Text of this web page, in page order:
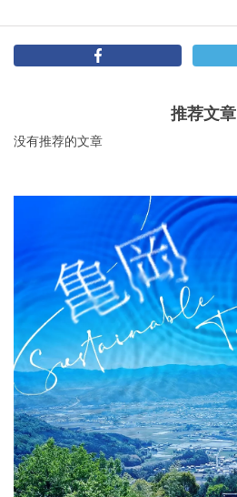
推荐文章
没有推荐的文章